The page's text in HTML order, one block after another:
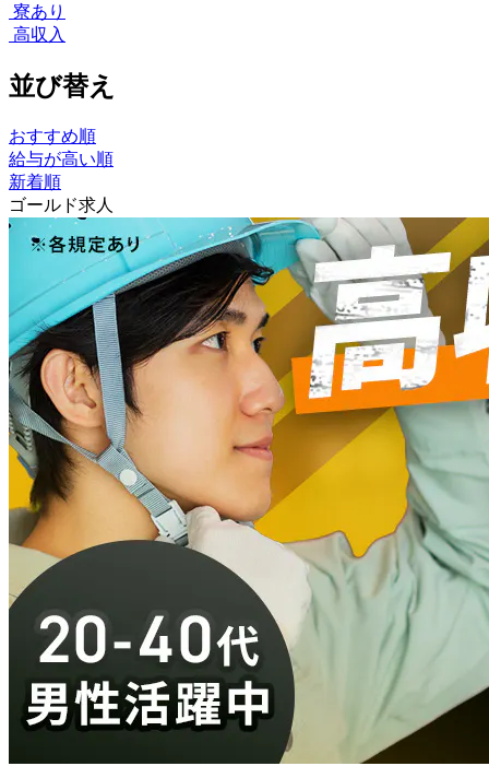
寮あり
高収入
並び替え
おすすめ順
給与が高い順
新着順
ゴールド求人